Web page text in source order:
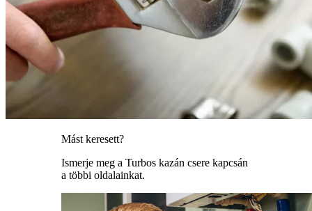
Mást keresett?
Ismerje meg a Turbos kazán csere kapcsán
a többi oldalainkat.